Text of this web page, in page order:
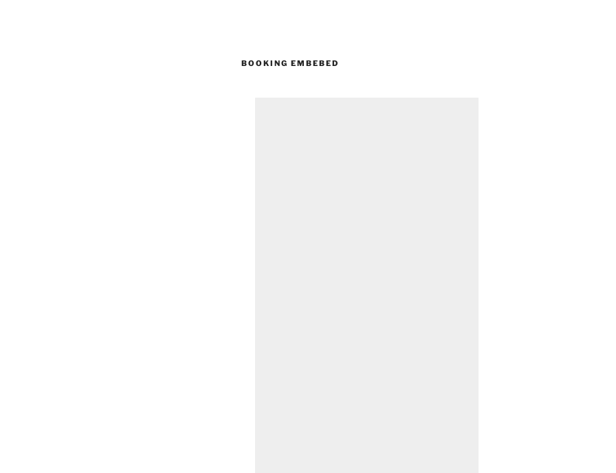
BOOKING EMBEBED